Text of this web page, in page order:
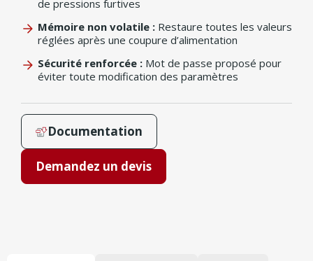
de pressions furtives
Mémoire non volatile : Restaure toutes les valeurs
réglées après une coupure d’alimentation
Sécurité renforcée : Mot de passe proposé pour
éviter toute modification des paramètres
Documentation
Demandez un devis